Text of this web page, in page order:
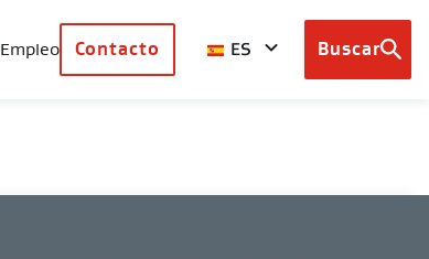
Empleo Contacto ES
Browse
Buscar